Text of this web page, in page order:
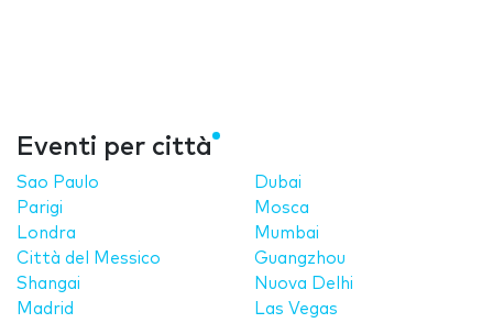
Eventi per città
Sao Paulo
Parigi
Londra
Città del Messico
Shangai
Madrid
Dubai
Mosca
Mumbai
Guangzhou
Nuova Delhi
Las Vegas